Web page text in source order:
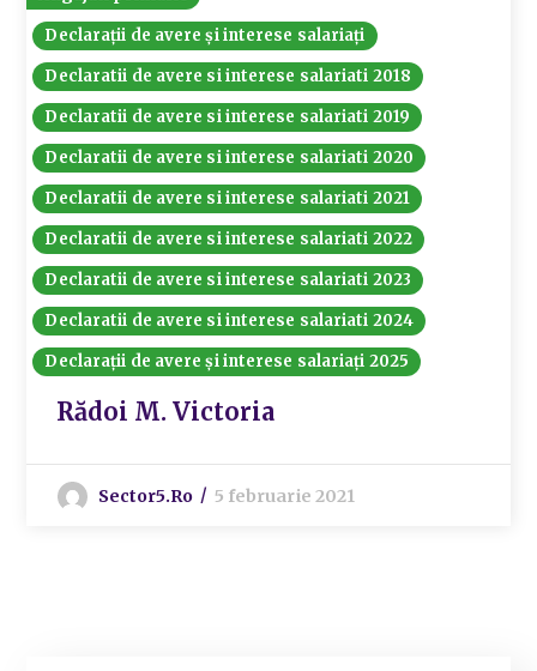
Declarații de avere și interese salariați
Declaratii de avere si interese salariati 2018
Declaratii de avere si interese salariati 2019
Declaratii de avere si interese salariati 2020
Declaratii de avere si interese salariati 2021
Declaratii de avere si interese salariati 2022
Declaratii de avere si interese salariati 2023
Declaratii de avere si interese salariati 2024
Declarații de avere și interese salariați 2025
Rădoi M. Victoria
Sector5.ro 5 februarie 2021